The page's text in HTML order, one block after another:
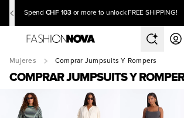
Spend CHF 103 or more to unlock FREE SHIPPING!
Mujeres Comprar Jumpsuits Y Rompers
COMPRAR JUMPSUITS Y